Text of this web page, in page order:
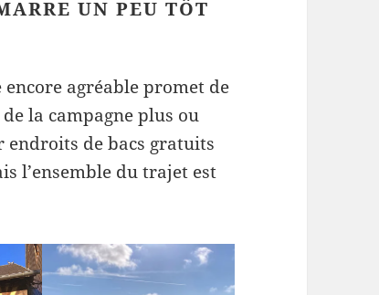
UN PEU TÔT
agréable promet de
la campagne plus ou
endroits de bacs gratuits
l’ensemble du trajet est